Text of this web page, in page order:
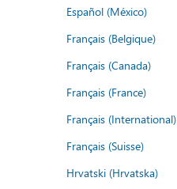
Español (México)
Français (Belgique)
Français (Canada)
Français (France)
Français (International)
Français (Suisse)
Hrvatski (Hrvatska)